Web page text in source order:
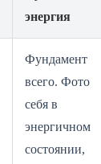
энергия
Фундамент
всего. Фото
себя в
энергичном
состоянии,